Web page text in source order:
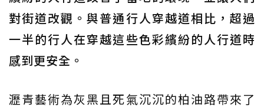
對街道改觀。與普通行人穿越道相比，超過
一半的行人在穿越這些色彩繽紛的人行道時
感到更安全。
瀝青藝術為灰黑且死氣沉沉的柏油路帶來了